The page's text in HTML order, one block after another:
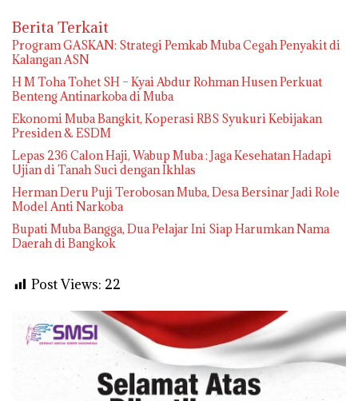
Berita Terkait
Program GASKAN: Strategi Pemkab Muba Cegah Penyakit di
Kalangan ASN
H M Toha Tohet SH – Kyai Abdur Rohman Husen Perkuat
Benteng Antinarkoba di Muba
Ekonomi Muba Bangkit, Koperasi RBS Syukuri Kebijakan
Presiden & ESDM
Lepas 236 Calon Haji, Wabup Muba : Jaga Kesehatan Hadapi
Ujian di Tanah Suci dengan Ikhlas
Herman Deru Puji Terobosan Muba, Desa Bersinar Jadi Role
Model Anti Narkoba
Bupati Muba Bangga, Dua Pelajar Ini Siap Harumkan Nama
Daerah di Bangkok
Post Views: 22